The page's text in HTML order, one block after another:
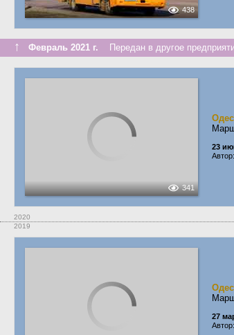
438
↑ Февраль 2021 г. Передан в другое
341
23
Автор:
2020
2019
27
Автор: